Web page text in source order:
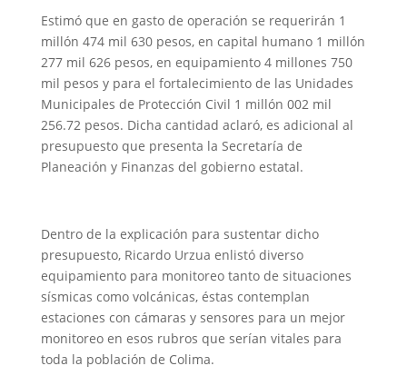
Estimó que en gasto de operación se requerirán 1
millón 474 mil 630 pesos, en capital humano 1 millón
277 mil 626 pesos, en equipamiento 4 millones 750
mil pesos y para el fortalecimiento de las Unidades
Municipales de Protección Civil 1 millón 002 mil
256.72 pesos. Dicha cantidad aclaró, es adicional al
presupuesto que presenta la Secretaría de
Planeación y Finanzas del gobierno estatal.
Dentro de la explicación para sustentar dicho
presupuesto, Ricardo Urzua enlistó diverso
equipamiento para monitoreo tanto de situaciones
sísmicas como volcánicas, éstas contemplan
estaciones con cámaras y sensores para un mejor
monitoreo en esos rubros que serían vitales para
toda la población de Colima.